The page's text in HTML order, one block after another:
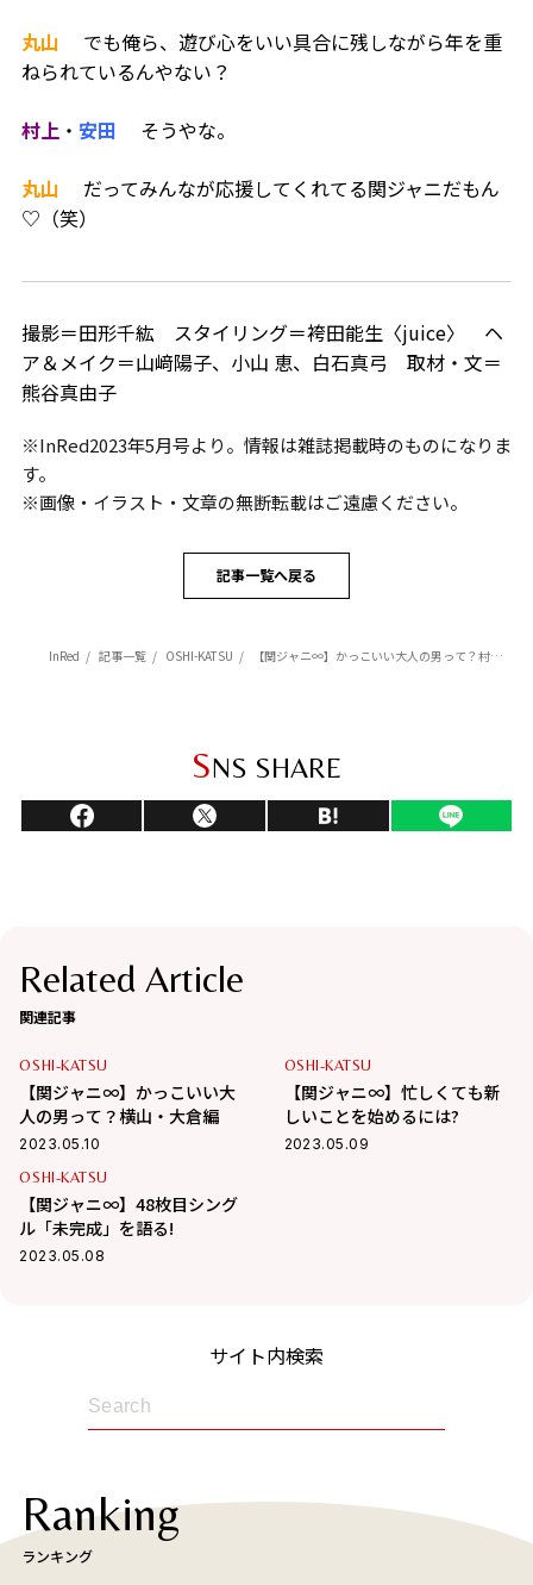
丸山 でも俺ら、遊び心をいい具合に残しながら年を重
ねられているんやない？
村上・ 安田 そうやな。
丸山 だってみんなが応援してくれてる関ジャニだもん
♡（笑）
撮影＝田形千紘 スタイリング＝袴田能生〈juice〉 ヘ
ア＆メイク＝山﨑陽子、小山 恵、白石真弓 取材・文＝
熊谷真由子
※InRed2023年5月号より。情報は雑誌掲載時のものになりま
す。
※画像・イラスト・文章の無断転載はご遠慮ください。
記事一覧へ戻る
InRed 記事一覧 OSHI-KATSU 【関ジャニ∞】かっこいい大人の男って？村上・安田・丸山編
SNS SHARE
Related Article
関連記事
OSHI-KATSU
【関ジャニ∞】かっこいい大
人の男って？横山・大倉編
2023.05.10
OSHI-KATSU
【関ジャニ∞】忙しくても新
しいことを始めるには?
2023.05.09
OSHI-KATSU
【関ジャニ∞】48枚目シング
ル「未完成」を語る!
2023.05.08
サイト内検索
Ranking
ランキング